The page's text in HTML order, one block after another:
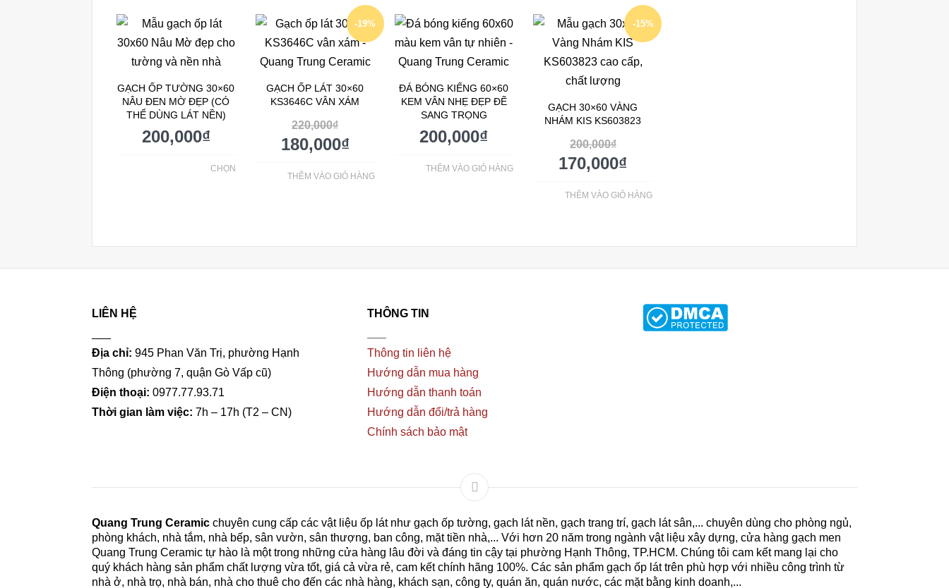
GẠCH ỐP TƯỜNG 30×60
NÂU ĐEN MỜ ĐẸP (CÓ
THỂ DÙNG LÁT NỀN)
200,000₫
CHỌN
-19%
GẠCH ỐP LÁT 30×60
KS3646C VÂN XÁM
220,000₫
180,000₫
THÊM VÀO GIỎ HÀNG
ĐÁ BÓNG KIẾNG 60×60
KEM VÂN NHẸ ĐẸP ĐẼ
SANG TRỌNG
200,000₫
THÊM VÀO GIỎ HÀNG
-15%
GẠCH 30×60 VÀNG
NHÁM KIS KS603823
200,000₫
170,000₫
THÊM VÀO GIỎ HÀNG
LIÊN HỆ
Địa chỉ: 945 Phan Văn Trị, phường Hạnh
Thông (phường 7, quận Gò Vấp cũ)
Điện thoại: 0977.77.93.71
Thời gian làm việc: 7h – 17h (T2 – CN)
THÔNG TIN
Thông tin liên hệ
Hướng dẫn mua hàng
Hướng dẫn thanh toán
Hướng dẫn đổi/trả hàng
Chính sách bảo mật
Quang Trung Ceramic chuyên cung cấp các vật liệu ốp lát như gạch ốp tường, gạch lát nền, gạch trang trí, gạch lát sân,... chuyên dùng cho phòng ngủ,
phòng khách, nhà tắm, nhà bếp, sân vườn, sân thượng, ban công, mặt tiền nhà,... Với hơn 20 năm trong ngành vật liệu xây dựng, cửa hàng gạch men
Quang Trung Ceramic tự hào là một trong những cửa hàng lâu đời và đáng tin cậy tại phường Hạnh Thông, TP.HCM. Chúng tôi cam kết mang lại cho
quý khách hàng sản phẩm chất lượng vừa tốt, giá cả vừa rẻ, cam kết chính hãng 100%. Các sản phẩm gạch ốp lát trên phù hợp với nhiều công trình từ
nhà ở, nhà trọ, nhà bán, nhà cho thuê cho đến các nhà hàng, khách sạn, công ty, quán ăn, quán nước, các mặt bằng kinh doanh,...